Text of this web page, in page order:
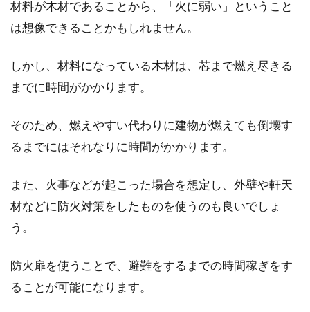
これから賃貸物件に住みはじめる方のなかに
るかと思います...
S造とは一体なんのこと！？住宅の
耐火性について知ろう
これから家を建てることになったら、建物の構
造も理解しておくと安心です。建物には、「RC
1LDKでの二人暮らし！寝室はどう配
材料が木材であることから、「火に弱い」ということ
は想像できることかもしれません。
しかし、材料になっている木材は、芯まで燃え尽きる
までに時間がかかります。
そのため、燃えやすい代わりに建物が燃えても倒壊す
るまでにはそれなりに時間がかかります。
また、火事などが起こった場合を想定し、外壁や軒天
材などに防火対策をしたものを使うのも良いでしょ
う。
防火扉を使うことで、避難をするまでの時間稼ぎをす
ることが可能になります。